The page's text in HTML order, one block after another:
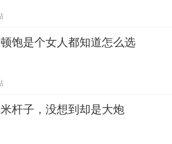
饱是个女人都知道怎么选
杆子，没想到却是大炮